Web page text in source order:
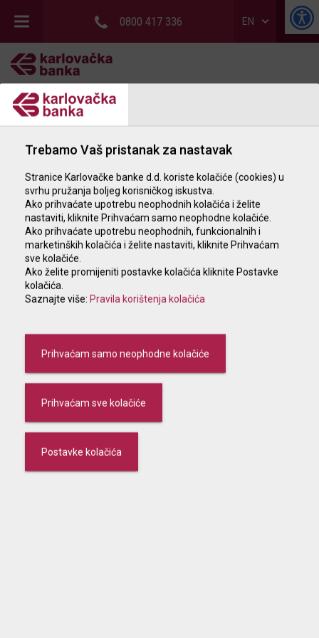
0800 417 336 EN
RETAIL
CORPORATE
BRANCHES & ATMs
REAL ESTATE CATALOG
Schedule
Schedule
Trebamo Vaš pristanak za nastavak
Stranice Karlovačke banke d.d. koriste kolačiće (cookies) u
svrhu pružanja boljeg korisničkog iskustva.
Ako prihvaćate upotrebu neophodnih kolačića i želite
nastaviti, kliknite Prihvaćam samo neophodne kolačiće.
Ako prihvaćate upotrebu neophodnih, funkcionalnih i
marketinških kolačića i želite nastaviti, kliknite Prihvaćam
sve kolačiće.
Ako želite promijeniti postavke kolačića kliknite Postavke
kolačića.
Saznajte više: Pravila korištenja kolačića
Prihvaćam samo neophodne kolačiće
Prihvaćam sve kolačiće
Postavke kolačića